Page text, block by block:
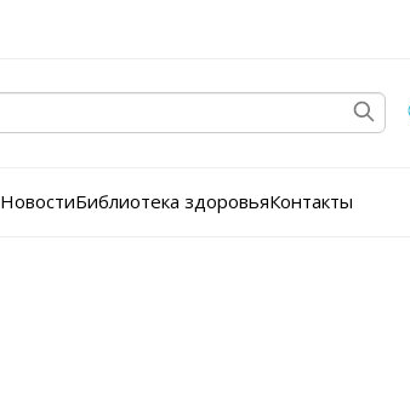
НовостиБиблиотека здоровьяКонтакты